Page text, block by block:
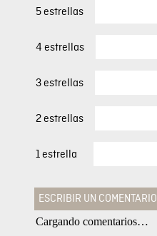
5 estrellas
4 estrellas
3 estrellas
2 estrellas
1 estrella
ESCRIBIR UN COMENTARIO
Cargando comentarios…